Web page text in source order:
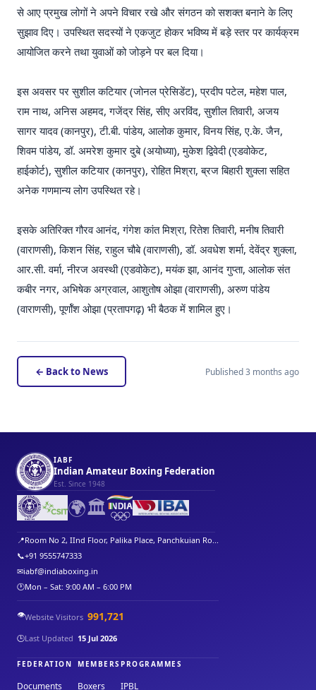
से आए प्रमुख लोगों ने अपने विचार रखे और संगठन को सशक्त बनाने के लिए
सुझाव दिए। उपस्थित सदस्यों ने एकजुट होकर भविष्य में बड़े स्तर पर कार्यक्रम
आयोजित करने तथा युवाओं को जोड़ने पर बल दिया।
इस अवसर पर सुशील कटियार (जोनल प्रेसिडेंट), प्रदीप पटेल, महेश पाल,
राम नाथ, अनिस अहमद, गजेंद्र सिंह, सीए अरविंद, सुशील तिवारी, अजय
सागर यादव (कानपुर), टी.बी. पांडेय, आलोक कुमार, विनय सिंह, ए.के. जैन,
शिवम पांडेय, डॉ. अमरेश कुमार दुबे (अयोध्या), मुकेश द्विवेदी (एडवोकेट,
हाईकोर्ट), सुशील कटियार (कानपुर), रोहित मिश्रा, ब्रज बिहारी शुक्ला सहित
अनेक गणमान्य लोग उपस्थित रहे।
इसके अतिरिक्त गौरव आनंद, गंगेश कांत मिश्रा, रितेश तिवारी, मनीष तिवारी
(वाराणसी), किशन सिंह, राहुल चौबे (वाराणसी), डॉ. अवधेश शर्मा, देवेंद्र शुक्ला,
आर.सी. वर्मा, नीरज अवस्थी (एडवोकेट), मयंक झा, आनंद गुप्ता, आलोक संत
कबीर नगर, अभिषेक अग्रवाल, आशुतोष ओझा (वाराणसी), अरुण पांडेय
(वाराणसी), पूर्णॉश ओझा (प्रतापगढ़) भी बैठक में शामिल हुए।
← Back to News Published 3 months ago
IABF
Indian Amateur Boxing Federation
Est. Since 1948
🌍🏛️
📍Room No 2, IInd Floor, Palika Place, Panchkuian Ro...
📞+91 9555747333
✉iabf@indiaboxing.in
🕐Mon – Sat: 9:00 AM – 6:00 PM
👁️Website Visitors 991,721
🕒Last Updated 15 Jul 2026
FEDERATION
Documents
MEMBERS
Boxers
PROGRAMMES
IPBL